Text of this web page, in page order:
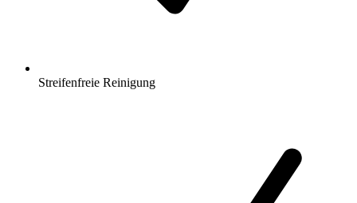
Streifenfreie Reinigung